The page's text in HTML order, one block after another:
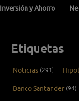
Inversión y Ahorro
Etiquetas
Noticias (291)
Banco Santander (94)